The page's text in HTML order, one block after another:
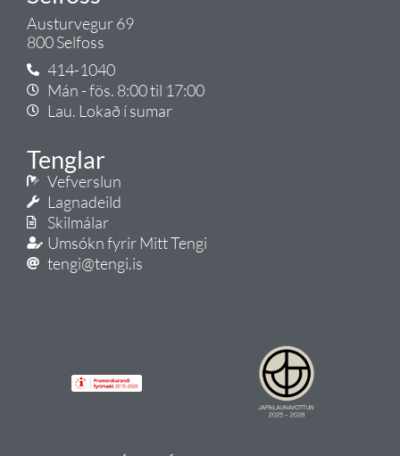
Austurvegur 69
800 Selfoss
414-1040
Mán - fös. 8:00 til 17:00
Lau. Lokað í sumar
Tenglar
Vefverslun
Lagnadeild
Skilmálar
Umsókn fyrir Mitt Tengi
tengi@tengi.is